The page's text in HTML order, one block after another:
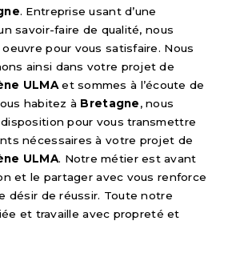
. Entreprise usant d’une
savoir-faire de qualité, nous
pour vous satisfaire. Nous
ainsi dans votre projet de
ULMAet sommes à l’écoute de
habitez à Bretagne, nous
pour vous transmettre
nécessaires à votre projet de
ULMA. Notre métier est avant
et le partager avec vous renforce
désir de réussir. Toute notre
et travaille avec propreté et